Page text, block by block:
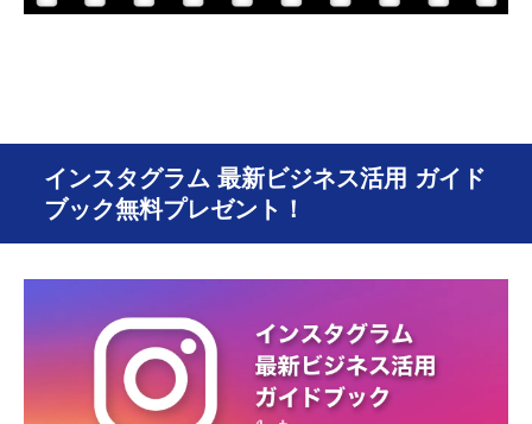
インスタグラム 最新ビジネス活用 ガイド
ブック無料プレゼント！